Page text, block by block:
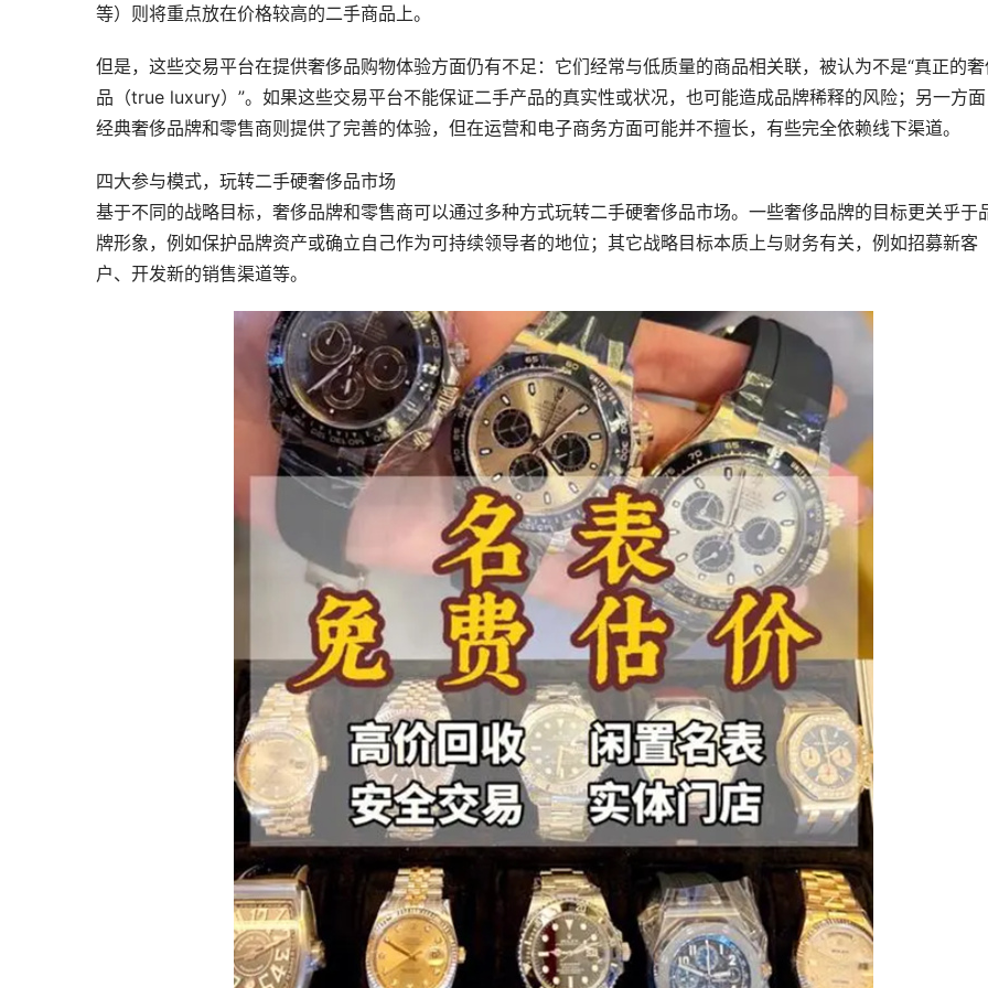
等）则将重点放在价格较高的二手商品上。
但是，这些交易平台在提供奢侈品购物体验方面仍有不足：它们经常与低质量的商品相关联，被认为不是“真正的奢
品（true luxury）”。如果这些交易平台不能保证二手产品的真实性或状况，也可能造成品牌稀释的风险；另一方面
经典奢侈品牌和零售商则提供了完善的体验，但在运营和电子商务方面可能并不擅长，有些完全依赖线下渠道。
四大参与模式，玩转二手硬奢侈品市场
基于不同的战略目标，奢侈品牌和零售商可以通过多种方式玩转二手硬奢侈品市场。一些奢侈品牌的目标更关乎于
牌形象，例如保护品牌资产或确立自己作为可持续领导者的地位；其它战略目标本质上与财务有关，例如招募新客
户、开发新的销售渠道等。